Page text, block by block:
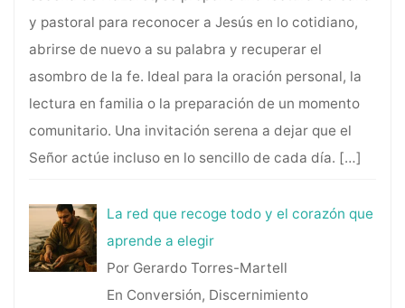
y pastoral para reconocer a Jesús en lo cotidiano,
abrirse de nuevo a su palabra y recuperar el
asombro de la fe. Ideal para la oración personal, la
lectura en familia o la preparación de un momento
comunitario. Una invitación serena a dejar que el
Señor actúe incluso en lo sencillo de cada día. […]
La red que recoge todo y el corazón que
aprende a elegir
Por Gerardo Torres-Martell
En Conversión, Discernimiento